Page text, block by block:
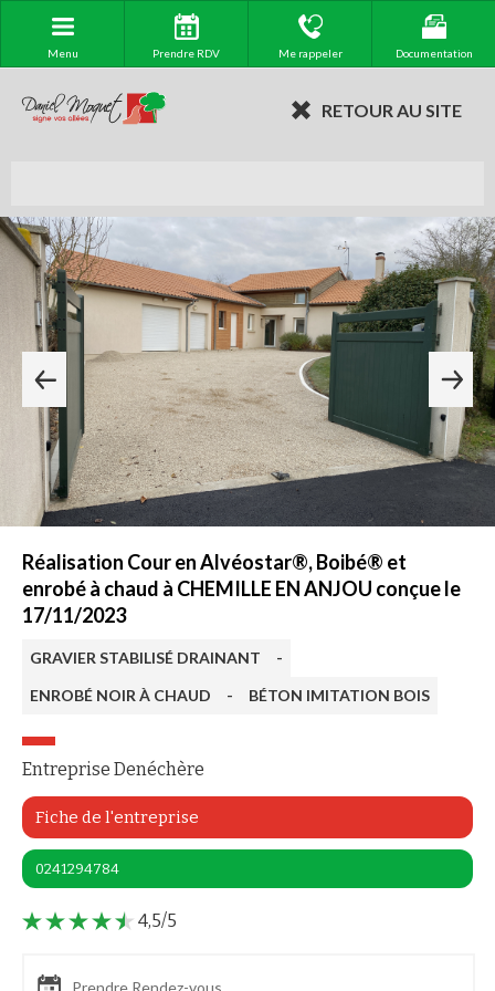
Menu Prendre RDV Me rappeler Documentation
RETOUR AU SITE
Réalisation Cour en Alvéostar®, Boibé® et
enrobé à chaud à CHEMILLE EN ANJOU conçue le
17/11/2023
GRAVIER STABILISÉ DRAINANT
-
ENROBÉ NOIR À CHAUD
- BÉTON IMITATION BOIS
Entreprise Denéchère
Fiche de l'entreprise
0241294784
4,5/5